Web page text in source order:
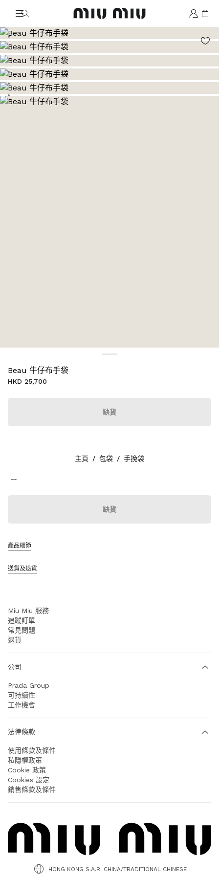
MiuMiu logo
前往圖片 1
前往圖片 2
前往圖片 3
前往圖片 4
前往圖片 5
前往圖片 6
前往圖片 7
Beau 牛仔布手袋
HKD 25,700
缺貨
缺貨
產品細節
送貨及退貨
主頁 / 包袋 / 手挽袋
聯絡方法
網站地圖
Miu Miu 服務
追蹤訂單
常見問題
退貨
公司
Prada Group
可持續性
工作機會
法律條款
使用條款及條件
私隱權政策
Cookie 政策
Cookies 設定
銷售條款及條件
HONG KONG S.A.R. CHINA/TRADITIONAL CHINESE